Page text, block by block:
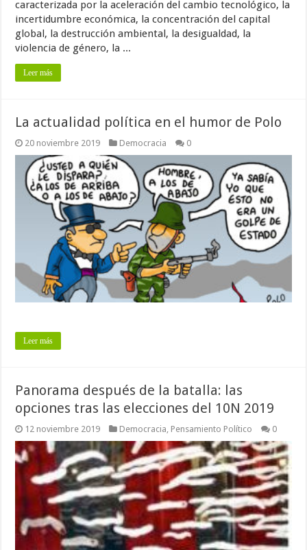
caracterizada por la aceleración del cambio tecnológico, la
incertidumbre económica, la concentración del capital
global, la destrucción ambiental, la desigualdad, la
violencia de género, la ...
Leer más
La actualidad política en el humor de Polo
20 noviembre 2019 Democracia 0
Leer más
Panorama después de la batalla: las
opciones tras las elecciones del 10N 2019
12 noviembre 2019 Democracia, Pensamiento Político 0